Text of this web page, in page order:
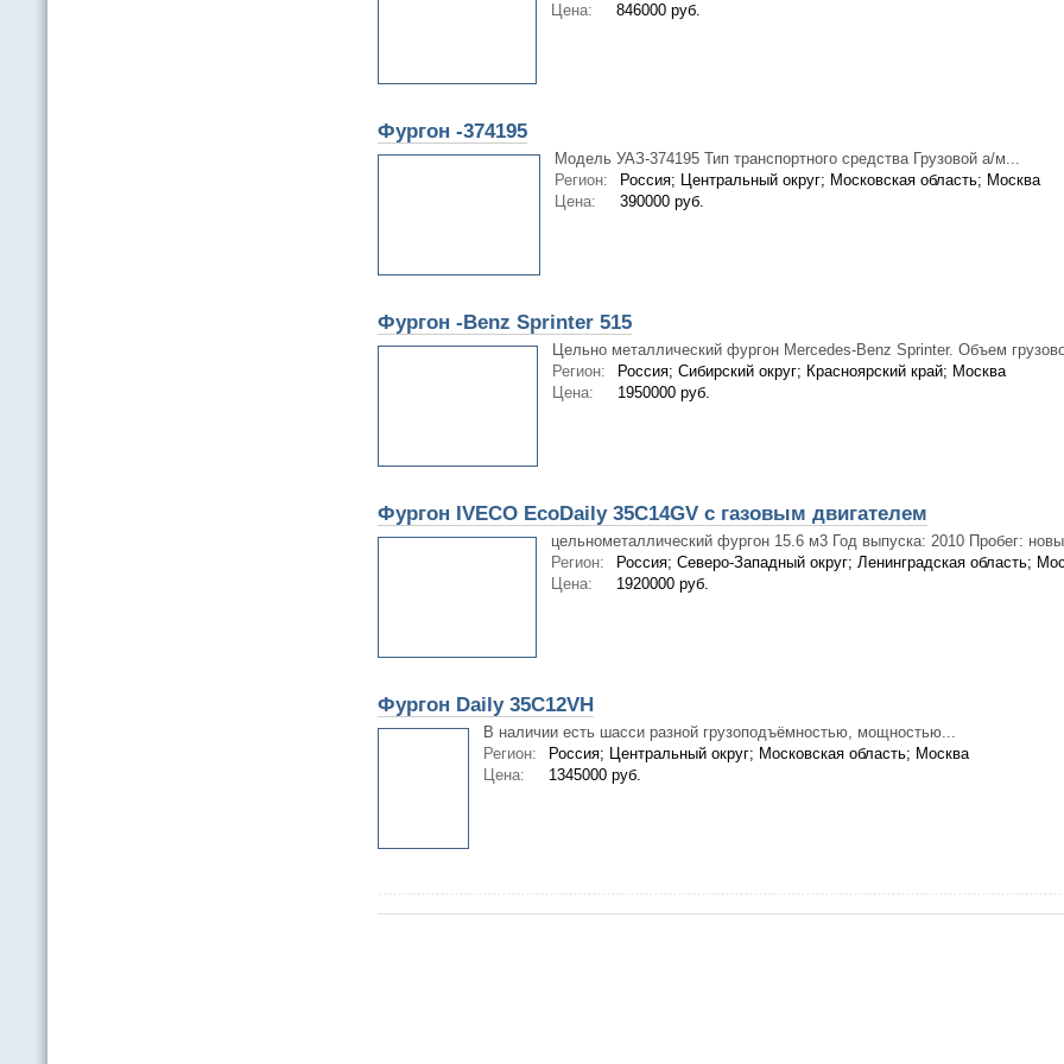
Цена: 846000 руб.
Фургон -374195
Модель УАЗ-374195 Тип транспортного средства Грузовой а/м...
Регион:
Россия; Центральный округ; Московская область; Москва
Цена:
390000 руб.
Фургон -Benz Sprinter 515
Цельно металлический фургон Mercedes-Benz Sprinter. Объем
Регион:
Россия; Сибирский округ; Красноярский край; Москва
Цена:
1950000 руб.
Фургон IVECO EcoDaily 35C14GV с газовым двигателем
цельнометаллический фургон 15.6 м3 Год выпуска: 2010 Пробег:
Регион:
Россия; Северо-Западный округ; Ленинградская область;
Цена:
1920000 руб.
Фургон Daily 35C12VH
В наличии есть шасси разной грузоподъёмностью, мощностью...
Регион:
Россия; Центральный округ; Московская область; Москва
Цена:
1345000 руб.